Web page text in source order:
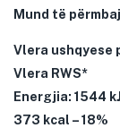
Mund të
Vlera ushqyese
Vlera RWS*
Energjia: 1544
373 kcal – 18%